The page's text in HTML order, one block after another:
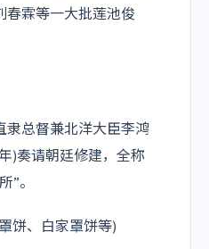
春霖等一大批莲池俊
隶总督兼北洋大臣李鸿
)奏请朝廷修建，全称
”。
饼、白家罩饼等)